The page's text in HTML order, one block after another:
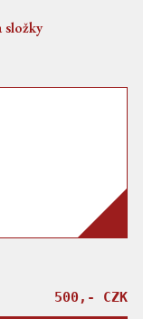
složky
500,- CZK